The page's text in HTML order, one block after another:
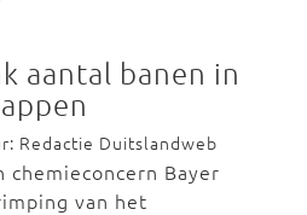
aantal banen in
Redactie Duitslandweb
Bayer
van het